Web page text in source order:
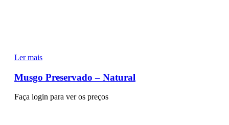
Ler mais
Musgo Preservado – Natural
Faça login para ver os preços